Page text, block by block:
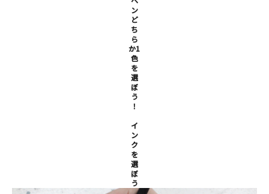
よくある質問
ン
ど
ち
ら
か1
色
を
選
ぼ
う
！
イ
ン
ク
を
選
ぼ
う